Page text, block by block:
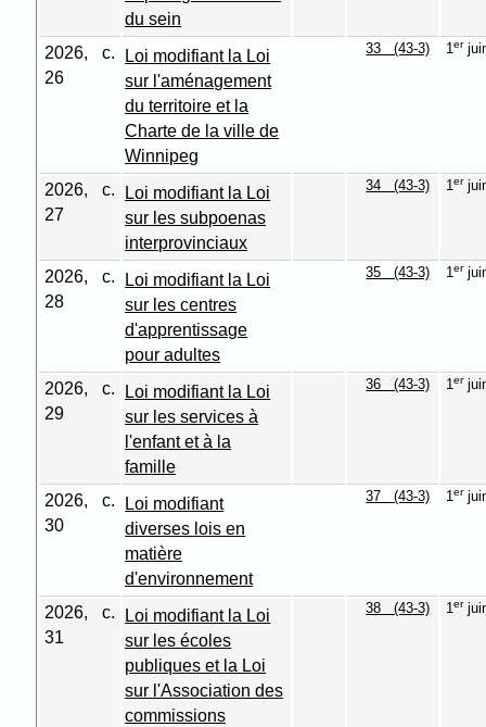
du sein
2026, c.
26
Loi modifiant la Loi
sur l'aménagement
du territoire et la
Charte de la ville de
Winnipeg
33 (43-3) 1er
2026, c.
27
Loi modifiant la Loi
sur les subpoenas
interprovinciaux
34 (43-3) 1er
2026, c.
28
Loi modifiant la Loi
sur les centres
d'apprentissage
pour adultes
35 (43-3) 1er
2026, c.
29
Loi modifiant la Loi
sur les services à
l'enfant et à la
famille
36 (43-3) 1er
2026, c.
30
Loi modifiant
diverses lois en
matière
d'environnement
37 (43-3) 1er
2026, c.
31
Loi modifiant la Loi
sur les écoles
publiques et la Loi
sur l'Association des
commissions
38 (43-3) 1er